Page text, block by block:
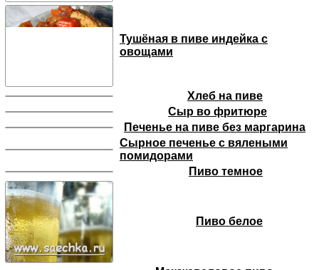
Тушёная в пиве индейка с
овощами
Хлеб на пиве
Сыр во фритюре
Печенье на пиве без маргарина
Сырное печенье с вялеными
помидорами
Пиво темное
Пиво белое